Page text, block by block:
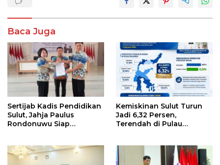
Baca Juga
Sertijab Kadis Pendidikan
Sulut, Jahja Paulus
Rondonuwu Siap
Kemiskinan Sulut Turun
Jadi 6,32 Persen,
Terendah di Pulau